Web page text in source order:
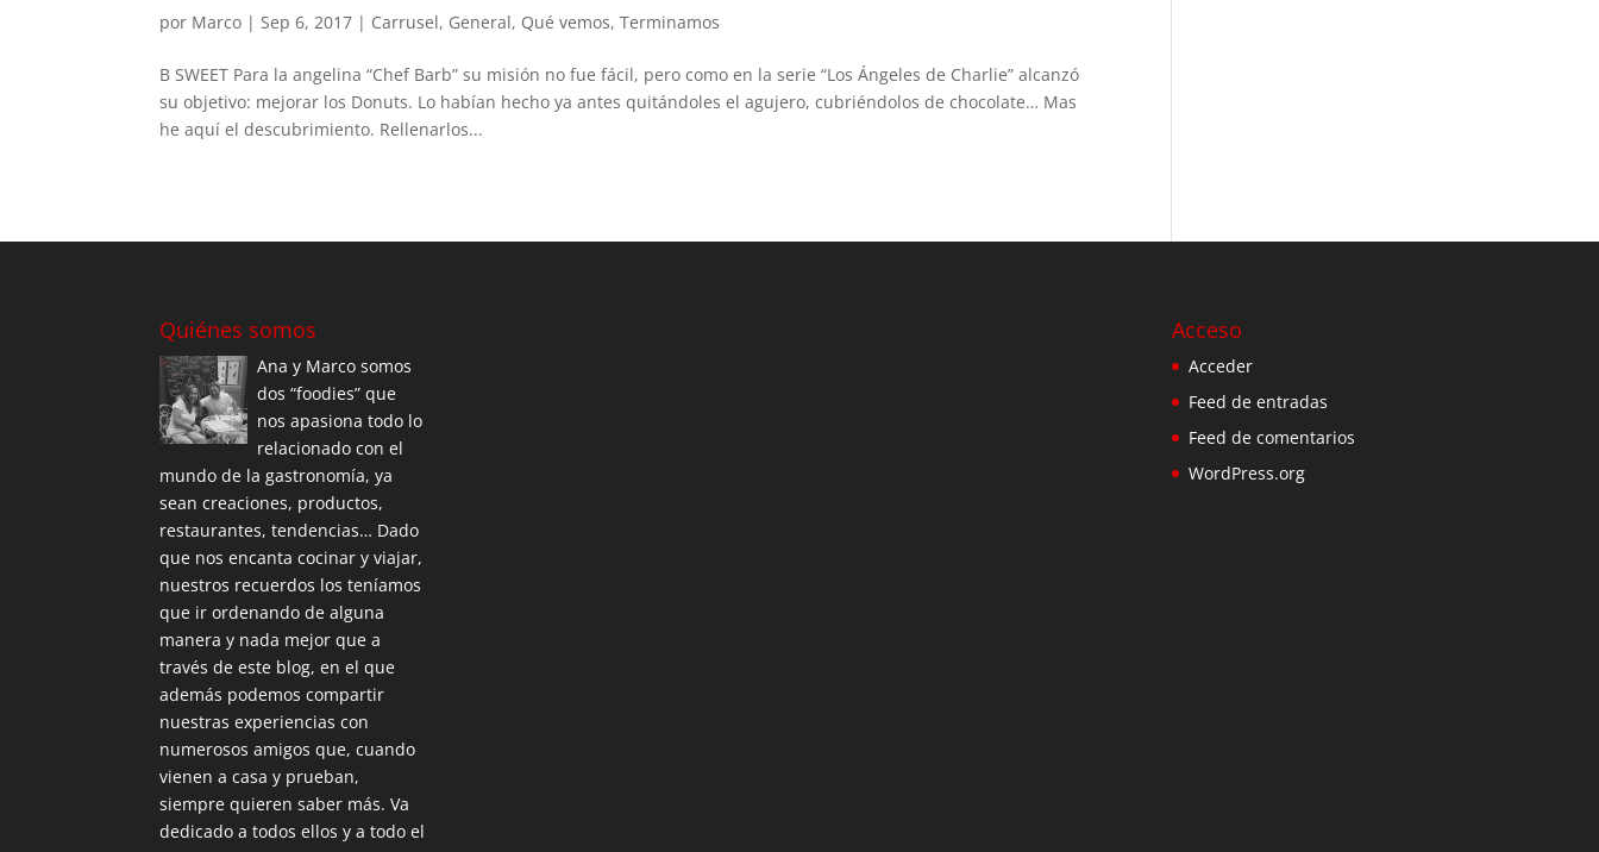
por Marco |Sep 6, 2017 | Carrusel, General, Qué vemos,Terminamos
B SWEET Para la angelina “Chef Barb” su misión no fue fácil, pero como en la serie “Los Ángeles de Charlie” alcanzó
su objetivo: mejorar los Donuts. Lo habían hecho ya antes quitándoles el agujero, cubriéndolos de chocolate… Mas
he aquí el descubrimiento. Rellenarlos...
Quiénes somos
Ana y Marco somos
dos “foodies” que
nos apasiona todo lo
relacionado con el
mundo de la gastronomía, ya
sean creaciones, productos,
restaurantes, tendencias… Dado
que nos encanta cocinar y viajar,
nuestros recuerdos los teníamos
que ir ordenando de alguna
manera y nada mejor que a
través de este blog, en el que
además podemos compartir
nuestras experiencias con
numerosos amigos que, cuando
vienen a casa y prueban,
siempre quieren saber más. Va
dedicado a todos ellos y a todo el
Acceso
Acceder
Feed de entradas
Feed de comentarios
WordPress.org